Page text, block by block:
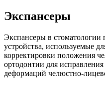
Экспансеры
Экспансеры в стоматологии
устройства, используемые
корректировки положения
ортодонтии для
деформаций челюстно-